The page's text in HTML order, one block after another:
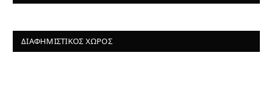
ΔΙΑΦΗΜΙΣΤΙΚΌΣ ΧΏΡΟΣ